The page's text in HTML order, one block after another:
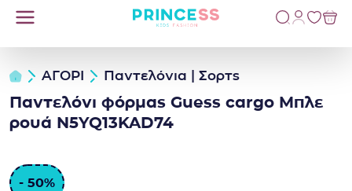
ΑΓΟΡΙ Παντελόνια | Σορτς
Παντελόνι φόρμας Guess cargo Μπλε
ρουά N5YQ13KAD74
- 50%